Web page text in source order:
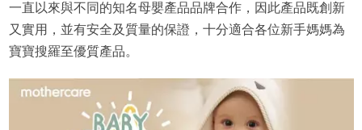
一直以來與不同的知名母嬰產品品牌合作，因此產品既創新
又實用，並有安全及質量的保證，十分適合各位新手媽媽為
寶寶搜羅至優質產品。